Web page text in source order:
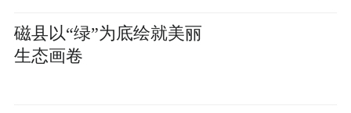
磁县以“绿”为底绘就美丽
生态画卷